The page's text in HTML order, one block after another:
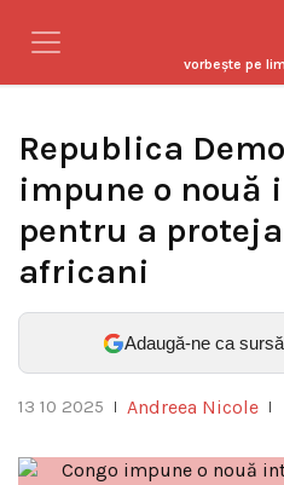
vorbeşte pe
Republica
impune o nouă
pentru a
africani
Adaugă-ne ca
13 10 2025 Andreea Nicole